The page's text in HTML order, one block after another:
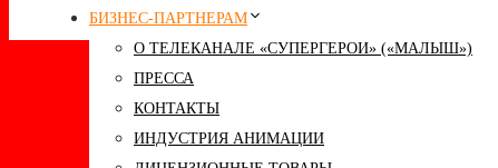
БИЗНЕС-ПАРТНЕРАМ
О ТЕЛЕКАНАЛЕ «СУПЕРГЕРОИ» («МАЛЫШ»)
ПРЕССА
КОНТАКТЫ
ИНДУСТРИЯ АНИМАЦИИ